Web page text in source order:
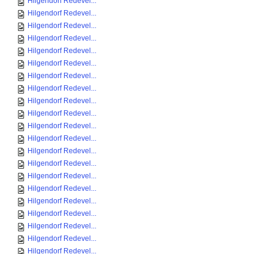
Hilgendorf Redevel...
Hilgendorf Redevel...
Hilgendorf Redevel...
Hilgendorf Redevel...
Hilgendorf Redevel...
Hilgendorf Redevel...
Hilgendorf Redevel...
Hilgendorf Redevel...
Hilgendorf Redevel...
Hilgendorf Redevel...
Hilgendorf Redevel...
Hilgendorf Redevel...
Hilgendorf Redevel...
Hilgendorf Redevel...
Hilgendorf Redevel...
Hilgendorf Redevel...
Hilgendorf Redevel...
Hilgendorf Redevel...
Hilgendorf Redevel...
Hilgendorf Redevel...